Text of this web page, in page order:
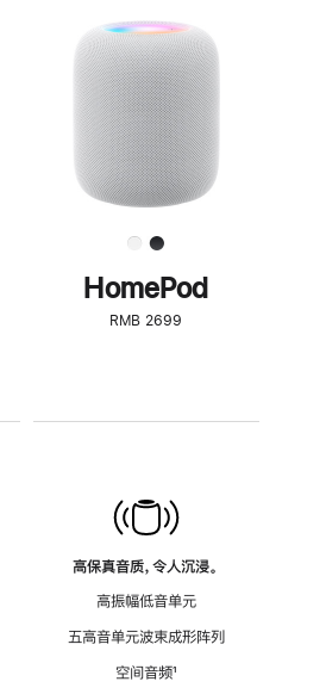
步
了
解
HomePod<
HomePod
RMB 2699
高保真音质，令人沉浸。
高振幅低音单元
五高音单元波束成形阵列
空间音频脚
¹